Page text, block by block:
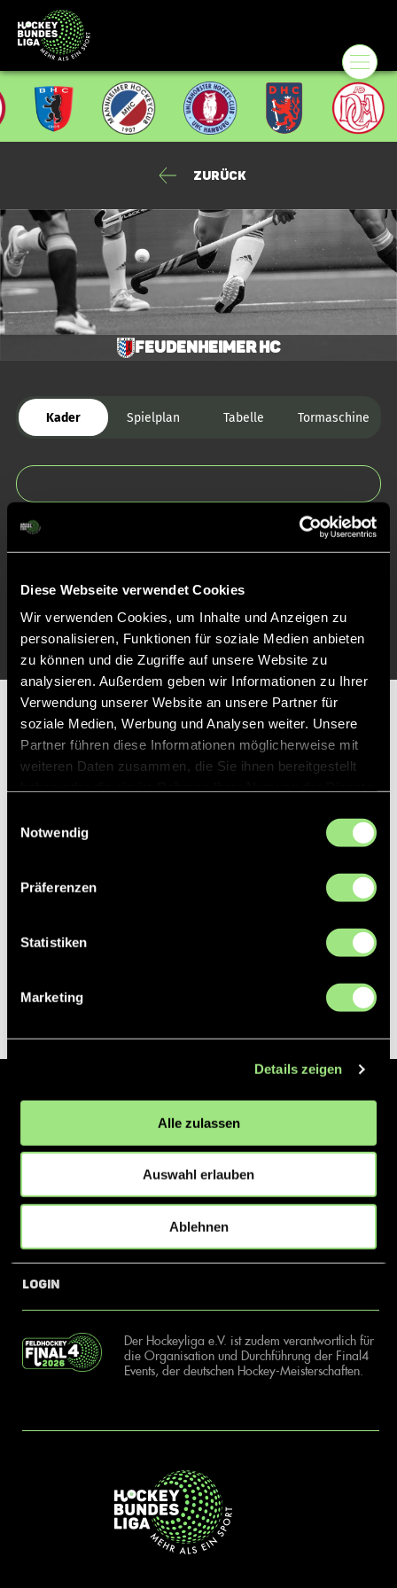
Diese Webseite verwendet Cookies
Wir verwenden Cookies, um Inhalte und Anzeigen zu
personalisieren, Funktionen für soziale Medien anbieten
zu können und die Zugriffe auf unsere Website zu
analysieren. Außerdem geben wir Informationen zu Ihrer
Verwendung unserer Website an unsere Partner für
soziale Medien, Werbung und Analysen weiter. Unsere
Partner führen diese Informationen möglicherweise mit
weiteren Daten zusammen, die Sie ihnen bereitgestellt
Notwendig
Präferenzen
Statistiken
Marketing
Details zeigen
Alle zulassen
Auswahl erlauben
Ablehnen
Zurück
Feudenheimer HC
Kader Spielplan Tabelle Tormaschine
Partner
Der Hockeyliga e.V. ist verantwortlich für die Organisation und
der Halle. Insgesamt sind über 60 Vereine unter dem Dach der
Hockeyliga organisiert, sowohl im Herren als auch im Damen
News
Login
Kontakt
Der Hockeyliga e.V. ist zudem verantwortlich für
die Organisation und Durchführung der Final4
Events, der deutschen Hockey-Meisterschaften.